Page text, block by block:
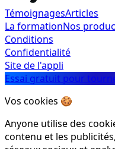
TémoignagesArticles
La formationNos
Conditions
Confidentialité
Site de l'appli
Essai gratuit pour
Vos cookies 🍪
Anyone utilise des
contenu et les